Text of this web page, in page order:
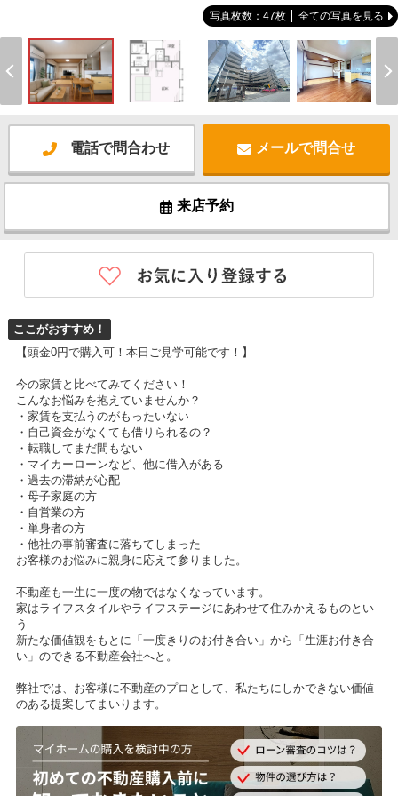
写真枚数：47枚 全ての写真を見る
電話で問合わせ メールで問合せ
来店予約
ここがおすすめ！
【頭金0円で購入可！本日ご見学可能です！】
今の家賃と比べてみてください！
こんなお悩みを抱えていませんか？
・家賃を支払うのがもったいない
・自己資金がなくても借りられるの？
・転職してまだ間もない
・マイカーローンなど、他に借入がある
・過去の滞納が心配
・母子家庭の方
・自営業の方
・単身者の方
・他社の事前審査に落ちてしまった
お客様のお悩みに親身に応えて参りました。
不動産も一生に一度の物ではなくなっています。
家はライフスタイルやライフステージにあわせて住みかえるものとい
う
新たな価値観をもとに「一度きりのお付き合い」から「生涯お付き合
い」のできる不動産会社へと。
弊社では、お客様に不動産のプロとして、私たちにしかできない価値
のある提案してまいります。